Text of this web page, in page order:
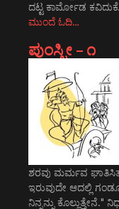
ದಟ್ಟ ಕಾರ್ಮೋಡ
ಮುಂದೆ ಓದಿ…
ಪುಂಸ್ತ್ರೀ – ೧
ಶರವು ಮರ್ಮವ
ಇರುವುದೇ ಆದಲ್ಲಿ
ನಿನ್ನನ್ನು ಕೊಲ್ಲುತ್ತೇನೆ."